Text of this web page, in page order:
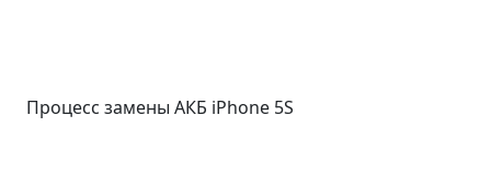
Процесс замены АКБ iPhone 5S